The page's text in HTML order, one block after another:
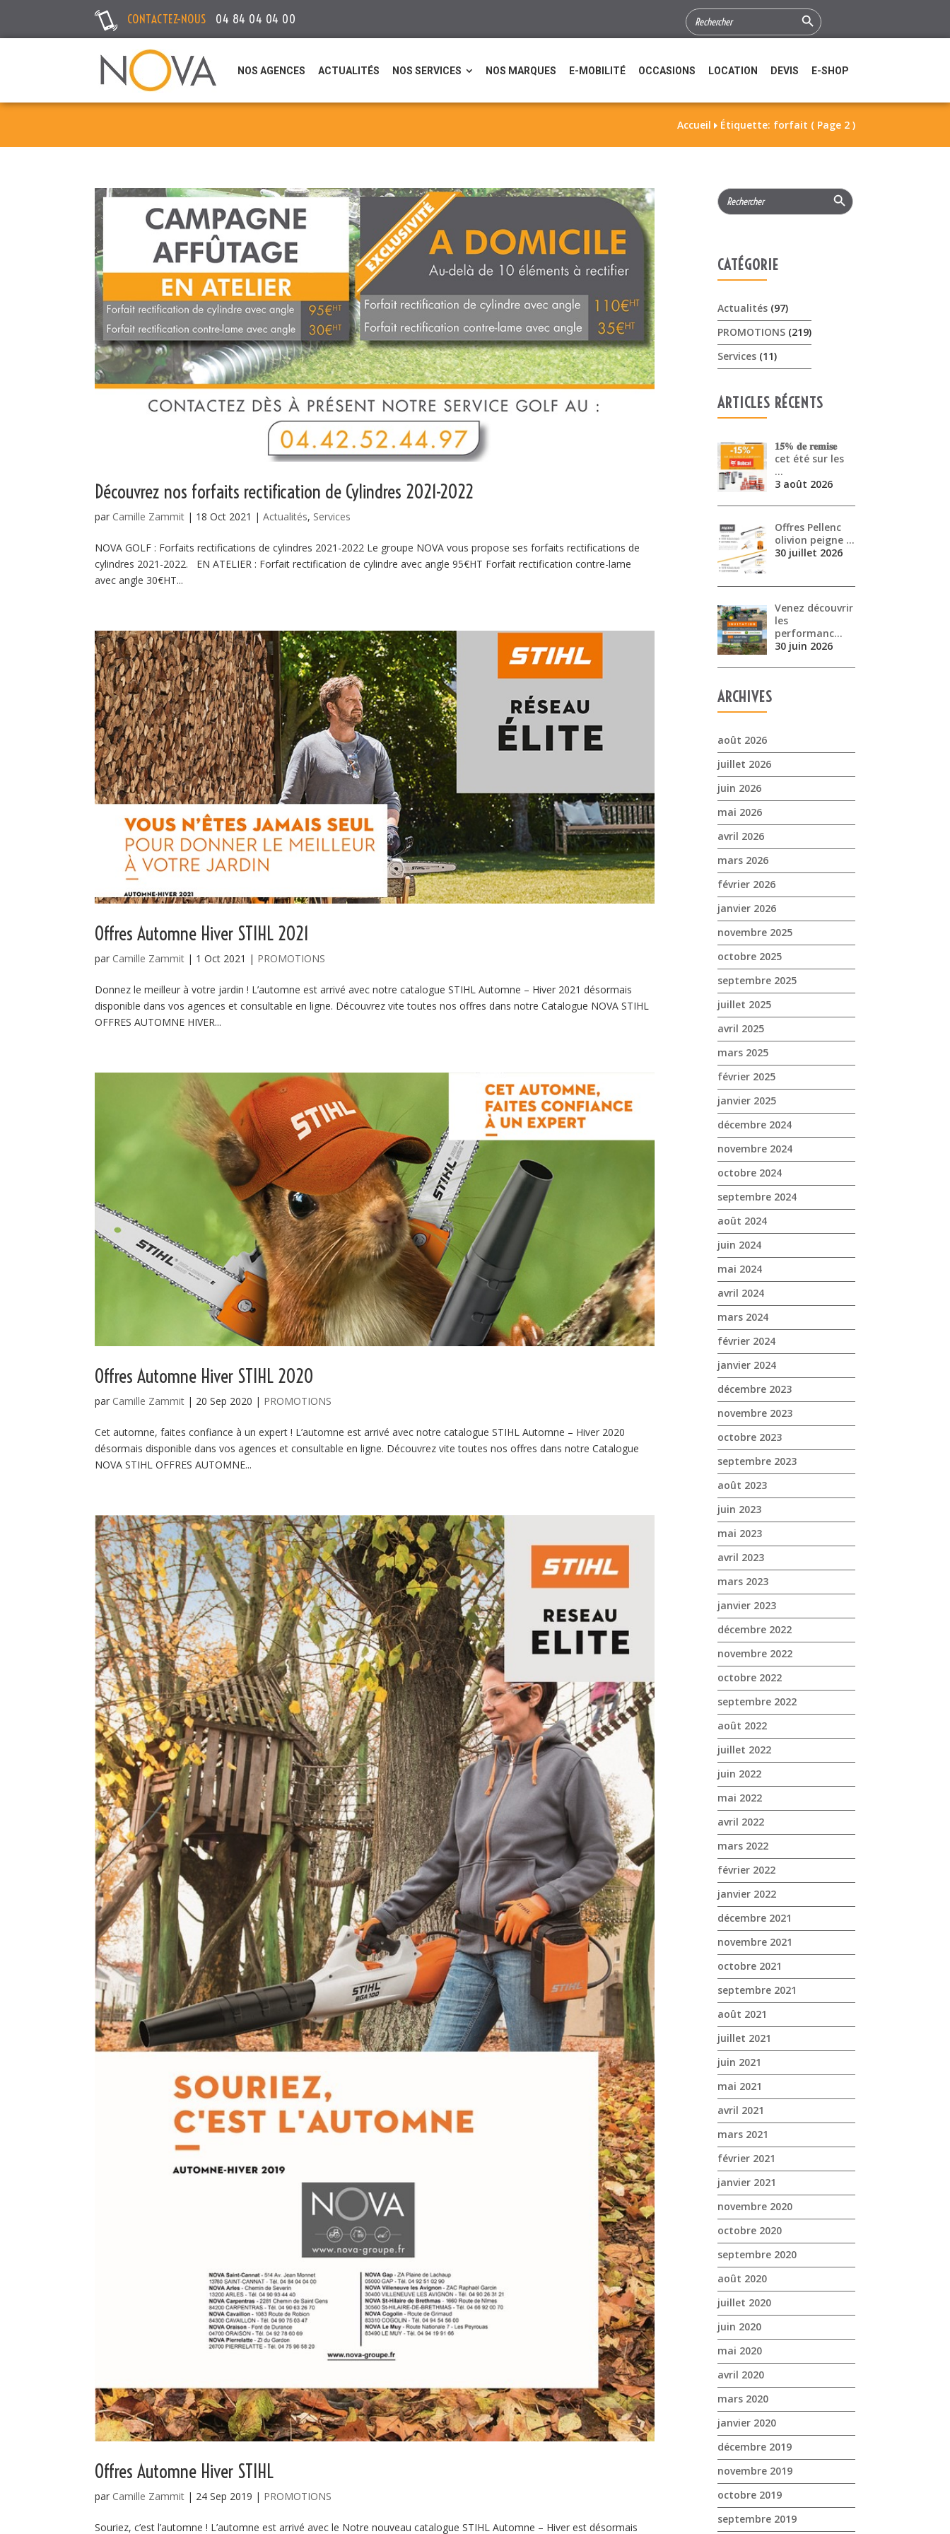
CONTACTEZ-NOUS 04 84 04 04 00
SEARCH
FOR:
Search Button
NOS AGENCES ACTUALITÉS NOS SERVICES NOS MARQUES E-MOBILITÉ OCCASIONS LOCATION DEVIS E-SHOP
Accueil  Étiquette: forfait ( Page 2 )
Découvrez nos forfaits rectification de Cylindres 2021-2022
par Camille Zammit | 18 Oct 2021 |Actualités, Services
NOVA GOLF : Forfaits rectifications de cylindres 2021-2022 Le groupe NOVA vous propose ses forfaits rectifications de
cylindres 2021-2022. EN ATELIER : Forfait rectification de cylindre avec angle 95€HT Forfait rectification contre-lame
avec angle 30€HT...
Offres Automne Hiver STIHL 2021
par Camille Zammit | 1 Oct 2021 | PROMOTIONS
Donnez le meilleur à votre jardin ! L’automne est arrivé avec notre catalogue STIHL Automne – Hiver 2021 désormais
disponible dans vos agences et consultable en ligne. Découvrez vite toutes nos offres dans notre Catalogue NOVA STIHL
OFFRES AUTOMNE HIVER...
Offres Automne Hiver STIHL 2020
par Camille Zammit | 20 Sep 2020 | PROMOTIONS
Cet automne, faites confiance à un expert ! L’automne est arrivé avec notre catalogue STIHL Automne – Hiver 2020
désormais disponible dans vos agences et consultable en ligne. Découvrez vite toutes nos offres dans notre Catalogue
NOVA STIHL OFFRES AUTOMNE...
Offres Automne Hiver STIHL
par Camille Zammit | 24 Sep 2019 | PROMOTIONS
Souriez, c’est l’automne ! L’automne est arrivé avec le Notre nouveau catalogue STIHL Automne – Hiver est désormais
Search
for:
Search Button
CATÉGORIE
Actualités (97)
PROMOTIONS (219)
Services (11)
ARTICLES RÉCENTS
𝟏𝟓% 𝐝𝐞 𝐫𝐞𝐦𝐢𝐬𝐞
cet été sur les
…
3 août 2026
Offres Pellenc
olivion peigne …
30 juillet 2026
Venez découvrir
les
performanc…
30 juin 2026
ARCHIVES
août 2026
juillet 2026
juin 2026
mai 2026
avril 2026
mars 2026
février 2026
janvier 2026
novembre 2025
octobre 2025
septembre 2025
juillet 2025
avril 2025
mars 2025
février 2025
janvier 2025
décembre 2024
novembre 2024
octobre 2024
septembre 2024
août 2024
juin 2024
mai 2024
avril 2024
mars 2024
février 2024
janvier 2024
décembre 2023
novembre 2023
octobre 2023
septembre 2023
août 2023
juin 2023
mai 2023
avril 2023
mars 2023
janvier 2023
décembre 2022
novembre 2022
octobre 2022
septembre 2022
août 2022
juillet 2022
juin 2022
mai 2022
avril 2022
mars 2022
février 2022
janvier 2022
décembre 2021
novembre 2021
octobre 2021
septembre 2021
août 2021
juillet 2021
juin 2021
mai 2021
avril 2021
mars 2021
février 2021
janvier 2021
novembre 2020
octobre 2020
septembre 2020
août 2020
juillet 2020
juin 2020
mai 2020
avril 2020
mars 2020
janvier 2020
décembre 2019
novembre 2019
octobre 2019
septembre 2019